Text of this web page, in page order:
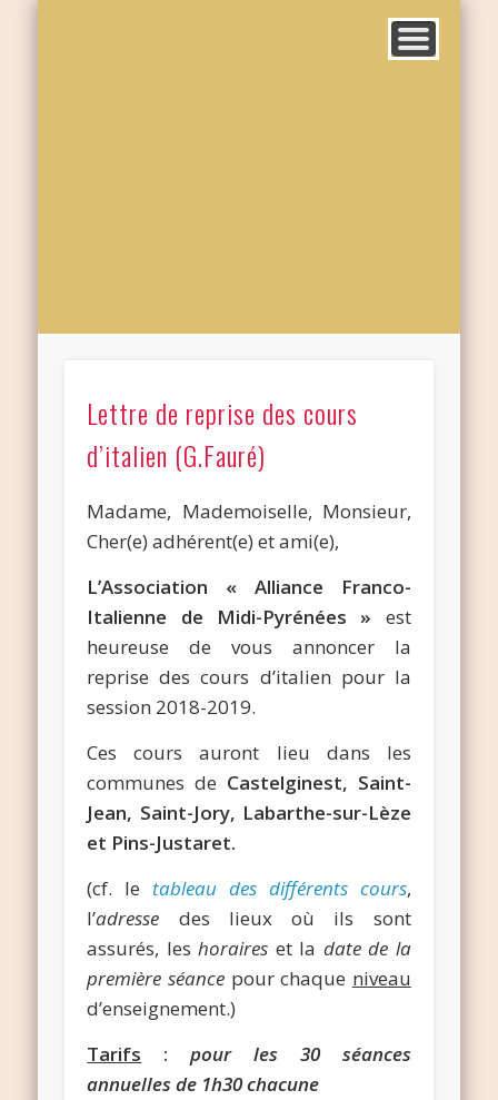
Lettre de reprise des cours
d’italien (G.Fauré)
Madame, Mademoiselle, Monsieur,
Cher(e) adhérent(e) et ami(e),
L’Association « Alliance Franco-
Italienne de Midi-Pyrénées » est
heureuse de vous annoncer la
reprise des cours d’italien pour la
session 2018-2019.
Ces cours auront lieu dans les
communes de Castelginest, Saint-
Jean, Saint-Jory, Labarthe-sur-Lèze
et Pins-Justaret.
(cf. le tableau des différents cours,
l’adresse des lieux où ils sont
assurés, leshoraires et la date de la
première séancepour chaque niveau
d’enseignement.)
Tarifs :pour les 30 séances
annuelles de 1h30 chacune